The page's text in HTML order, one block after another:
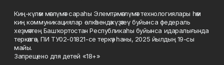
Киң-күләм мәғлүмәт сараһы Элемтә, мәғлүмәт технологиялары һәм
киң коммуникациялар өлкәһендә күҙәтеү буйынса федераль
хеҙмәттең Башҡортостан Республикаһы буйынса идаралығында
теркәлгән, ПИ ТУ02-01821-се теркәү һаны, 2025 йылдың 19-сы
майы.
Запрещено для детей «18+»